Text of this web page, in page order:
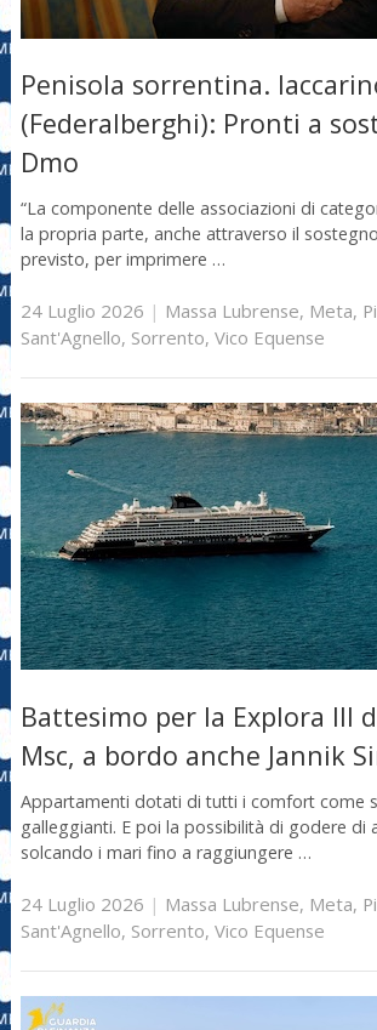
Penisola sorrentina.
(Federalberghi): Pronti a
Dmo
“La componente delle associazioni di
la propria parte, anche attraverso il
previsto, per imprimere …
24 Luglio 2026 | Massa Lubrense, Meta,
Sant'Agnello, Sorrento, Vico Equense
Battesimo per la Explora III
Msc, a bordo anche Jannik
Appartamenti dotati di tutti i comfort come
galleggianti. E poi la possibilità di godere di
solcando i mari fino a raggiungere …
24 Luglio 2026 | Massa Lubrense, Meta,
Sant'Agnello, Sorrento, Vico Equense